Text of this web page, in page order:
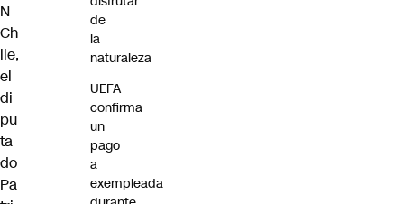
N
Ch
ile,
el
di
pu
ta
do
Pa
de
la
naturaleza
UEFA
confirma
un
pago
a
exempleada